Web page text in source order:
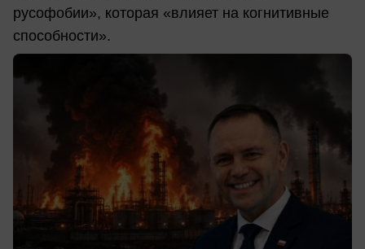
русофобии», которая «влияет на когнитивные
способности».